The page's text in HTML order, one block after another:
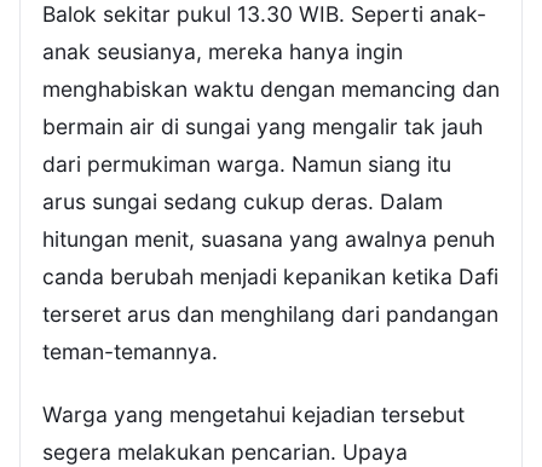
Balok sekitar pukul 13.30 WIB. Seperti anak-
anak seusianya, mereka hanya ingin
menghabiskan waktu dengan memancing dan
bermain air di sungai yang mengalir tak jauh
dari permukiman warga. Namun siang itu
arus sungai sedang cukup deras. Dalam
hitungan menit, suasana yang awalnya penuh
canda berubah menjadi kepanikan ketika Dafi
terseret arus dan menghilang dari pandangan
teman-temannya.
Warga yang mengetahui kejadian tersebut
segera melakukan pencarian. Upaya